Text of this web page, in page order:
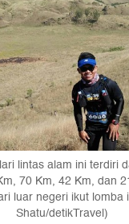
lintas alam ini terdiri
70 Km, 42 Km, dan
luar negeri ikut lomba
Shatu/detikTravel)